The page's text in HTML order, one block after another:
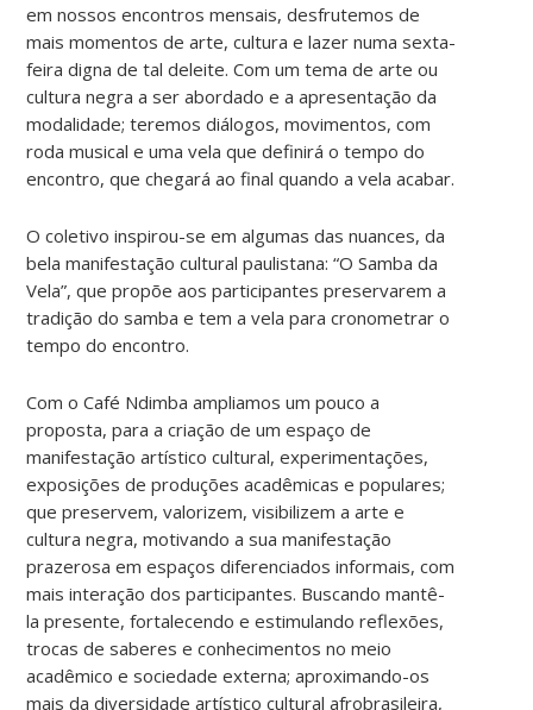
em nossos encontros mensais, desfrutemos de
mais momentos de arte, cultura e lazer numa sexta-
feira digna de tal deleite. Com um tema de arte ou
cultura negra a ser abordado e a apresentação da
modalidade; teremos diálogos, movimentos, com
roda musical e uma vela que definirá o tempo do
encontro, que chegará ao final quando a vela acabar.
O coletivo inspirou-se em algumas das nuances, da
bela manifestação cultural paulistana: “O Samba da
Vela”, que propõe aos participantes preservarem a
tradição do samba e tem a vela para cronometrar o
tempo do encontro.
Com o Café Ndimba ampliamos um pouco a
proposta, para a criação de um espaço de
manifestação artístico cultural, experimentações,
exposições de produções acadêmicas e populares;
que preservem, valorizem, visibilizem a arte e
cultura negra, motivando a sua manifestação
prazerosa em espaços diferenciados informais, com
mais interação dos participantes. Buscando mantê-
la presente, fortalecendo e estimulando reflexões,
trocas de saberes e conhecimentos no meio
acadêmico e sociedade externa; aproximando-os
mais da diversidade artístico cultural afrobrasileira,